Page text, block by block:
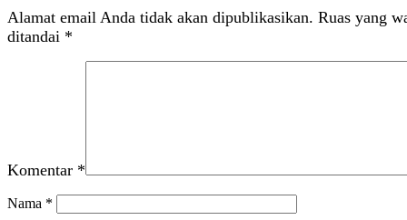
Alamat email Anda tidak akan dipublikasikan. Ruas yang
ditandai *
Komentar *
Nama *